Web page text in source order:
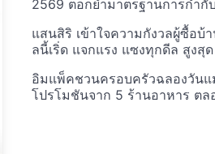
2569 ตอกย้ำมาตรฐานการกำกั
แสนสิริ เข้าใจความกังวลผู้ซื้อบ้
ลนี้เริ่ด แจกแรง แซงทุกดีล สูงสุ
อิมแพ็คชวนครอบครัวฉลองวันแ
โปรโมชันจาก 5 ร้านอาหาร ตล